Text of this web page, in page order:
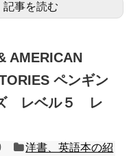
記事を読む
AMERICAN
ペンギン
レベル５ レ
洋書、英語本の紹